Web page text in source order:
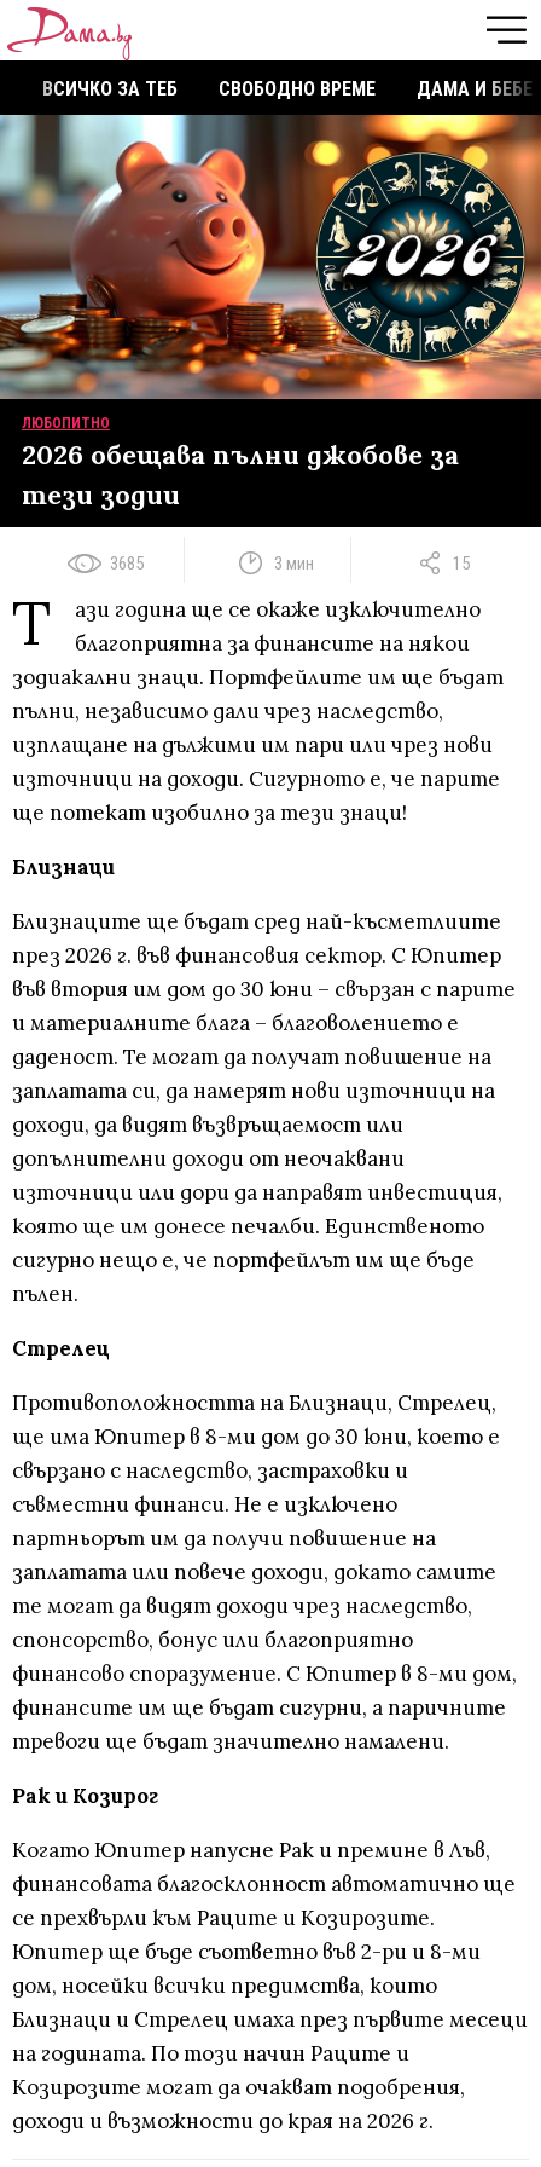
ВСИЧКО ЗА ТЕБ СВОБОДНО ВРЕМЕ ДАМА И БЕБЕ
ЛЮБОПИТНО
2026 обещава пълни джобове за
тези зодии
3685 3 мин 15
Т
ази година ще се окаже изключително
благоприятна за финансите на някои
зодиакални знаци. Портфейлите им ще бъдат
пълни, независимо дали чрез наследство,
изплащане на дължими им пари или чрез нови
източници на доходи. Сигурното е, че парите
ще потекат изобилно за тези знаци!
Близнаци
Близнаците ще бъдат сред най-късметлиите
през 2026 г. във финансовия сектор. С Юпитер
във втория им дом до 30 юни – свързан с парите
и материалните блага – благоволението е
даденост. Те могат да получат повишение на
заплатата си, да намерят нови източници на
доходи, да видят възвръщаемост или
допълнителни доходи от неочаквани
източници или дори да направят инвестиция,
която ще им донесе печалби. Единственото
сигурно нещо е, че портфейлът им ще бъде
пълен.
Стрелец
Противоположността на Близнаци, Стрелец,
ще има Юпитер в 8-ми дом до 30 юни, което е
свързано с наследство, застраховки и
съвместни финанси. Не е изключено
партньорът им да получи повишение на
заплатата или повече доходи, докато самите
те могат да видят доходи чрез наследство,
спонсорство, бонус или благоприятно
финансово споразумение. С Юпитер в 8-ми дом,
финансите им ще бъдат сигурни, а паричните
тревоги ще бъдат значително намалени.
Рак и Козирог
Когато Юпитер напусне Рак и премине в Лъв,
финансовата благосклонност автоматично ще
се прехвърли към Раците и Козирозите.
Юпитер ще бъде съответно във 2-ри и 8-ми
дом, носейки всички предимства, които
Близнаци и Стрелец имаха през първите месеци
на годината. По този начин Раците и
Козирозите могат да очакват подобрения,
доходи и възможности до края на 2026 г.